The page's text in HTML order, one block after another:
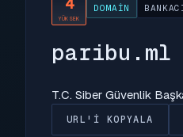
YÜKSEK
DOMAIN
paribu.ml
T.C. Siber Güvenlik
URL'I KOPYALA